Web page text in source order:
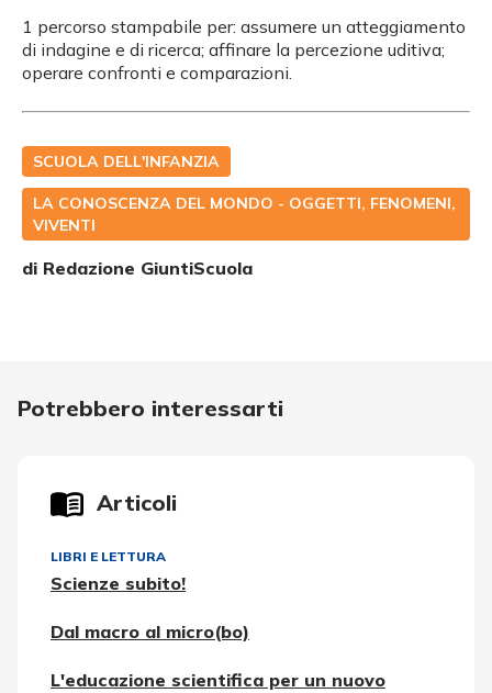
1 percorso stampabile per: assumere un atteggiamento
di indagine e di ricerca; affinare la percezione uditiva;
operare confronti e comparazioni.
SCUOLA DELL'INFANZIA
LA CONOSCENZA DEL MONDO - OGGETTI, FENOMENI,
VIVENTI
di Redazione GiuntiScuola
Potrebbero interessarti
Articoli
LIBRI E LETTURA
Scienze subito!
Dal macro al micro(bo)
L'educazione scientifica per un nuovo